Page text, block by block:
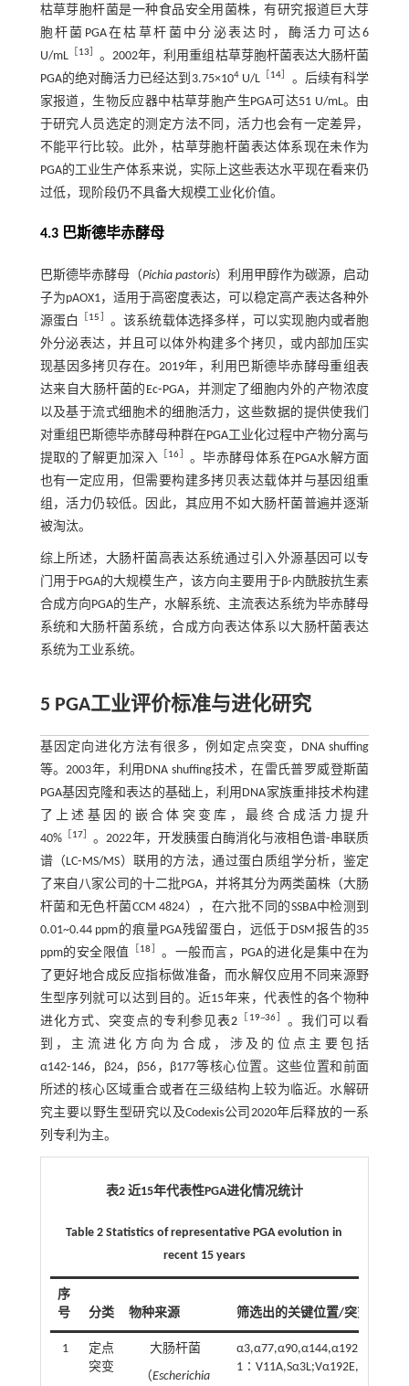
枯草芽胞杆菌是一种食品安全用菌株，有研究报道巨大芽
胞杆菌PGA在枯草杆菌中分泌表达时，酶活力可达6
U/mL
13
。2002年，利用重组枯草芽胞杆菌表达大肠杆菌
PGA的绝对酶活力已经达到3.75×104U/L 14
。后续有科学
家报道，生物反应器中枯草芽胞产生PGA可达51 U/mL。由
于研究人员选定的测定方法不同，活力也会有一定差异，
不能平行比较。此外，枯草芽胞杆菌表达体系现在未作为
PGA的工业生产体系来说，实际上这些表达水平现在看来仍
过低，现阶段仍不具备大规模工业化价值。
4.3 巴斯德毕赤酵母
巴斯德毕赤酵母（Pichia pastoris）利用甲醇作为碳源，启动
子为pAOX1，适用于高密度表达，可以稳定高产表达各种外
源蛋白
15
。该系统载体选择多样，可以实现胞内或者胞
外分泌表达，并且可以体外构建多个拷贝，或内部加压实
现基因多拷贝存在。2019年，利用巴斯德毕赤酵母重组表
达来自大肠杆菌的Ec⁃PGA，并测定了细胞内外的产物浓度
以及基于流式细胞术的细胞活力，这些数据的提供使我们
对重组巴斯德毕赤酵母种群在PGA工业化过程中产物分离与
提取的了解更加深入
16
。毕赤酵母体系在PGA水解方面
也有一定应用，但需要构建多拷贝表达载体并与基因组重
组，活力仍较低。因此，其应用不如大肠杆菌普遍并逐渐
被淘汰。
综上所述，大肠杆菌高表达系统通过引入外源基因可以专
门用于PGA的大规模生产，该方向主要用于β⁃内酰胺抗生素
合成方向PGA的生产，水解系统、主流表达系统为毕赤酵母
系统和大肠杆菌系统，合成方向表达体系以大肠杆菌表达
系统为工业系统。
5 PGA工业评价标准与进化研究
基因定向进化方法有很多，例如定点突变，DNA shuffing
等。2003年，利用DNA shuffing技术，在雷氏普罗威登斯菌
PGA基因克隆和表达的基础上，利用DNA家族重排技术构建
了上述基因的嵌合体突变库，最终合成活力提升
40%
17］ 。2022年，开发胰蛋白酶消化与液相色谱⁃串联质
谱（LC⁃MS/MS）联用的方法，通过蛋白质组学分析，鉴定
了来自八家公司的十二批PGA，并将其分为两类菌株（大肠
杆菌和无色杆菌CCM 4824），在六批不同的SSBA中检测到
0.01~0.44 ppm的痕量PGA残留蛋白，远低于DSM报告的35
ppm的安全限值
18
。一般而言，PGA的进化是集中在为
了更好地合成反应指标做准备，而水解仅应用不同来源野
生型序列就可以达到目的。近15年来，代表性的各个物种
进化方式、突变点的专利参见表2 19~36
。我们可以看
到，主流进化方向为合成，涉及的位点主要包括
α142⁃146，β24，β56，β177等核心位置。这些位置和前面
所述的核心区域重合或者在三级结构上较为临近。水解研
究主要以野生型研究以及Codexis公司2020年后释放的一系
列专利为主。
表2 近15年代表性PGA进化情况统计
Table 2 Statistics of representative PGA evolution in
recent 15 years
序
号
分类 物种来源 筛选出的关键位置/突变位点
1
定点
突变
大肠杆菌
（Escherichia